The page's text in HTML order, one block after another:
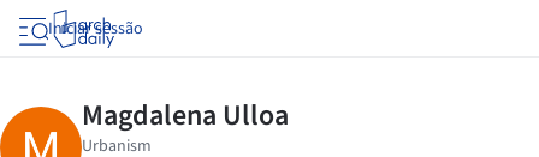
Iniciar sessão